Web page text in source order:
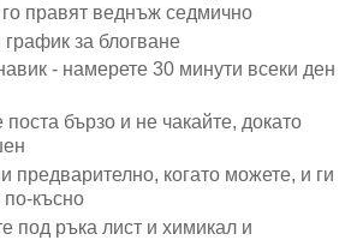
го правят веднъж седмично
за блогване
- намерете 30 минути всеки ден
поста бързо и не чакайте, докато
предварително, когато можете, и ги
по-късно
под ръка лист и химикал и